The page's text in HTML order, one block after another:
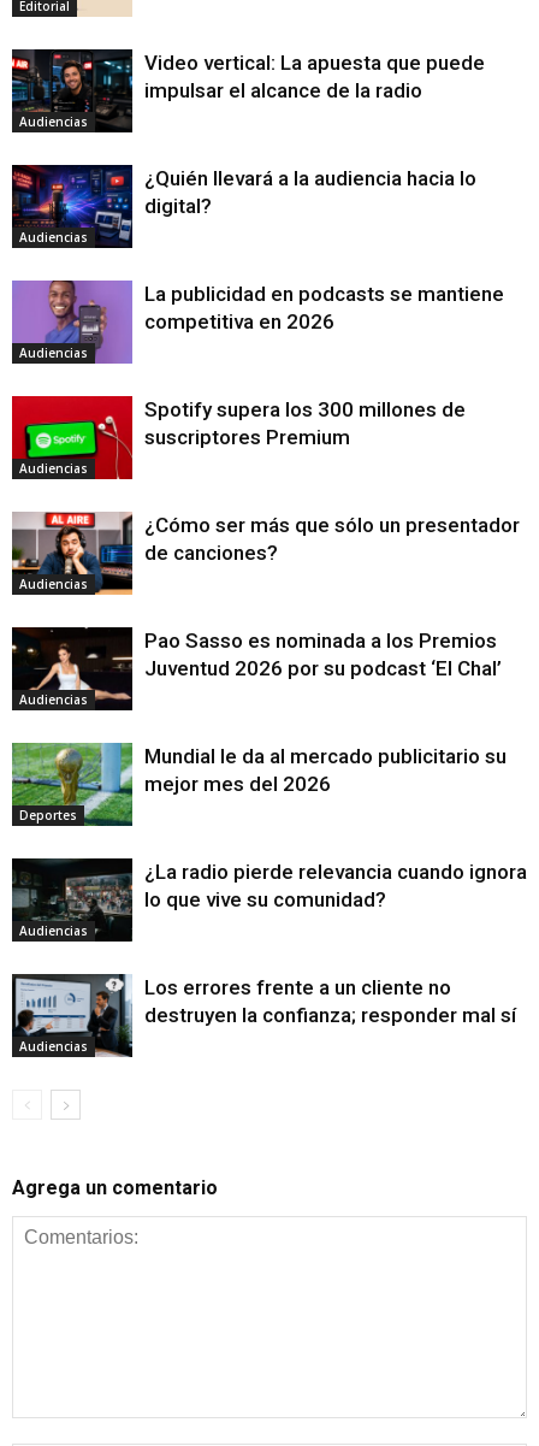
Editorial
Audiencias
Video vertical: La apuesta que puede
impulsar el alcance de la radio
Audiencias
¿Quién llevará a la audiencia hacia lo
digital?
Audiencias
La publicidad en podcasts se mantiene
competitiva en 2026
Audiencias
Spotify supera los 300 millones de
suscriptores Premium
Audiencias
¿Cómo ser más que sólo un presentador
de canciones?
Audiencias
Pao Sasso es nominada a los Premios
Juventud 2026 por su podcast ‘El Chal’
Deportes
Mundial le da al mercado publicitario su
mejor mes del 2026
Audiencias
¿La radio pierde relevancia cuando ignora
lo que vive su comunidad?
Audiencias
Los errores frente a un cliente no
destruyen la confianza; responder mal sí
Agrega un comentario